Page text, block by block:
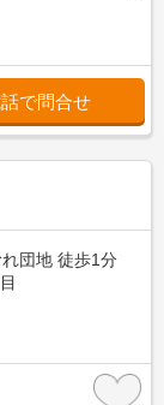
で問合せ
団地 徒歩1分